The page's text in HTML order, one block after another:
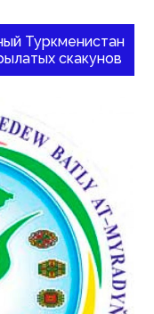
Туркменистан
скакунов